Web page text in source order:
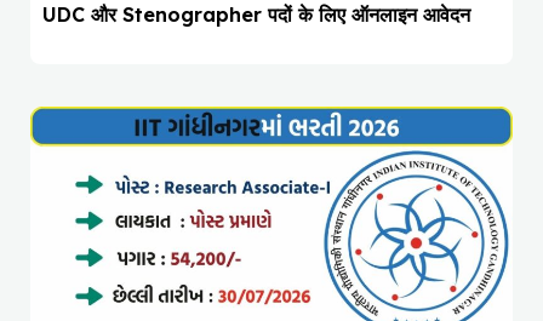
UDC और Stenographer पदों के लिए ऑनलाइन आवेदन